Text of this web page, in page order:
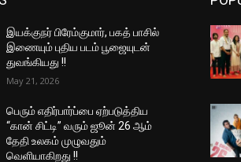
இயக்குநர் பிரேம்குமார், பகத் பாசில்
இணையும் புதிய படம் பூஜையுடன்
துவங்கியது !!
May 21, 2026
பெரும் எதிர்பார்ப்பை ஏற்படுத்திய
“கான் சிட்டி” வரும் ஜூன் 26 ஆம்
தேதி உலகம் முழுவதும்
வெளியாகிறது !!